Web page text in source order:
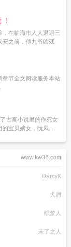
在临海市人人退避三
安之前，傅九爷凶残
章节全文阅读服务本站
古言小说里的作死女
宝贝嫡女，阮凤...
www.kw36.com
DarcyK
犬眉
织梦人
未了之人